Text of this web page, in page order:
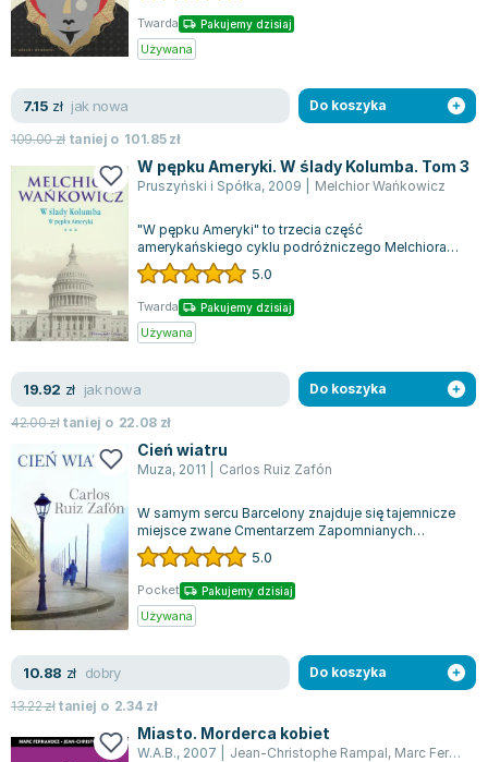
Twarda Pakujemy dzisiaj
Używana
7.15 zł jak nowa
109.00zł taniej o 101.85zł
Do koszyka
W pępku Ameryki. W ślady Kolumba. Tom 3
Pruszyński i Spółka, 2009 Melchior Wańkowicz
"W pępku Ameryki" to trzecia część
amerykańskiego cyklu podróżniczego Melchiora
Wańkowicza zatytułowanego "W ślady Kolumba",
który...
5.0
Twarda Pakujemy dzisiaj
Używana
19.92 zł jak nowa
42.00złtaniej o 22.08 zł
Do koszyka
Cień wiatru
Muza, 2011 Carlos Ruiz Zafón
W samym sercu Barcelony znajduje się tajemnicze
miejsce zwane Cmentarzem Zapomnianych
Książek, które zmienia życie dziesięcioletni...
5.0
Pocket Pakujemy dzisiaj
Używana
10.88 zł dobry
13.22złtaniej o 2.34 zł
Do koszyka
Miasto. Morderca kobiet
W.A.B., 2007 Jean-Christophe Rampal, Marc Fernandez